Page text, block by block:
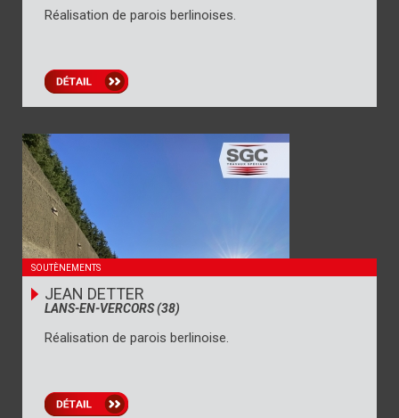
Réalisation de parois berlinoises.
SOUTÈNEMENTS
JEAN DETTER
LANS-EN-VERCORS (38)
Réalisation de parois berlinoise.